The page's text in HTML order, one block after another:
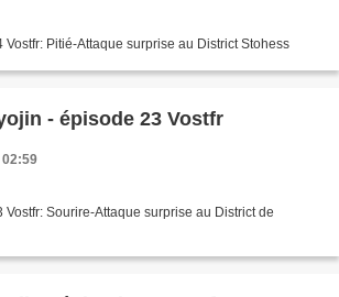
Vostfr: Pitié-Attaque surprise au District Stohess
- épisode 23 Vostfr
02:59
Vostfr: Sourire-Attaque surprise au District de